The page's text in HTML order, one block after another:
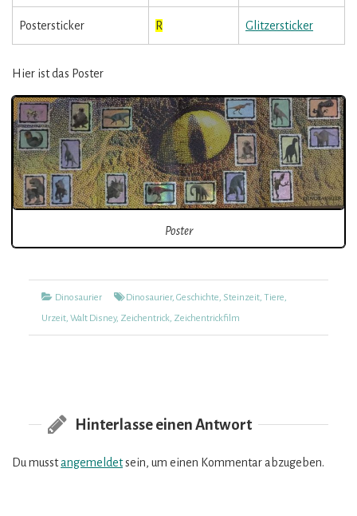
Postersticker R Glitzersticker
Hier ist das Poster
Poster
Kategorien
Dinosaurier TagsDinosaurier,Geschichte, Steinzeit,Tiere,
Urzeit, Walt Disney, Zeichentrick, Zeichentrickfilm
Hinterlasse einen Antwort
Du musstangemeldetsein, um einen Kommentar abzugeben.